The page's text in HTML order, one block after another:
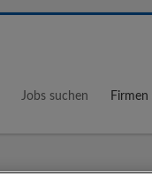
Jobs suchen Firmen